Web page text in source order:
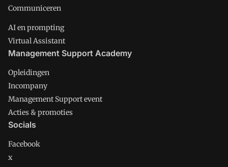
Communiceren
AI en prompting
Virtual Assistant
Management Support Academy
Opleidingen
Incompany
Management Support event
Acties & promoties
Socials
Facebook
x